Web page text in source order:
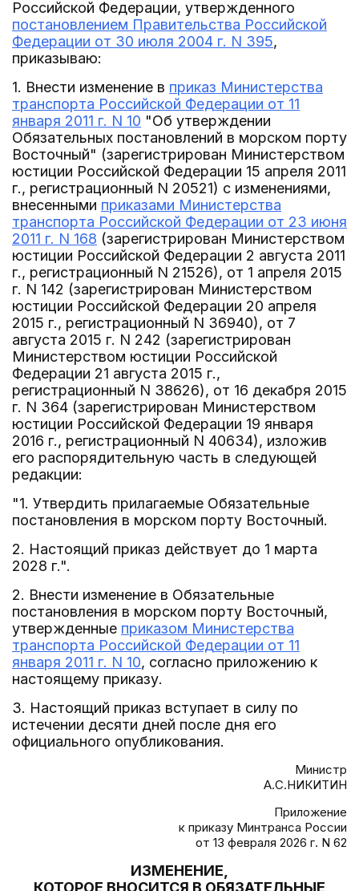
Российской Федерации, утвержденного
постановлением Правительства Российской
Федерации от 30 июля 2004 г. N 395,
приказываю:
1. Внести изменение в приказ Министерства
транспорта Российской Федерации от 11
января 2011 г. N 10 "Об утверждении
Обязательных постановлений в морском порту
Восточный" (зарегистрирован Министерством
юстиции Российской Федерации 15 апреля 2011
г., регистрационный N 20521) с изменениями,
внесенными приказами Министерства
транспорта Российской Федерации от 23 июня
2011 г. N 168 (зарегистрирован Министерством
юстиции Российской Федерации 2 августа 2011
г., регистрационный N 21526), от 1 апреля 2015
г. N 142 (зарегистрирован Министерством
юстиции Российской Федерации 20 апреля
2015 г., регистрационный N 36940), от 7
августа 2015 г. N 242 (зарегистрирован
Министерством юстиции Российской
Федерации 21 августа 2015 г.,
регистрационный N 38626), от 16 декабря 2015
г. N 364 (зарегистрирован Министерством
юстиции Российской Федерации 19 января
2016 г., регистрационный N 40634), изложив
его распорядительную часть в следующей
редакции:
"1. Утвердить прилагаемые Обязательные
постановления в морском порту Восточный.
2. Настоящий приказ действует до 1 марта
2028 г.".
2. Внести изменение в Обязательные
постановления в морском порту Восточный,
утвержденные приказом Министерства
транспорта Российской Федерации от 11
января 2011 г. N 10, согласно приложению к
настоящему приказу.
3. Настоящий приказ вступает в силу по
истечении десяти дней после дня его
официального опубликования.
Министр
А.С.НИКИТИН
Приложение
к приказу Минтранса России
от 13 февраля 2026 г. N 62
ИЗМЕНЕНИЕ,
КОТОРОЕ ВНОСИТСЯ В ОБЯЗАТЕЛЬНЫЕ